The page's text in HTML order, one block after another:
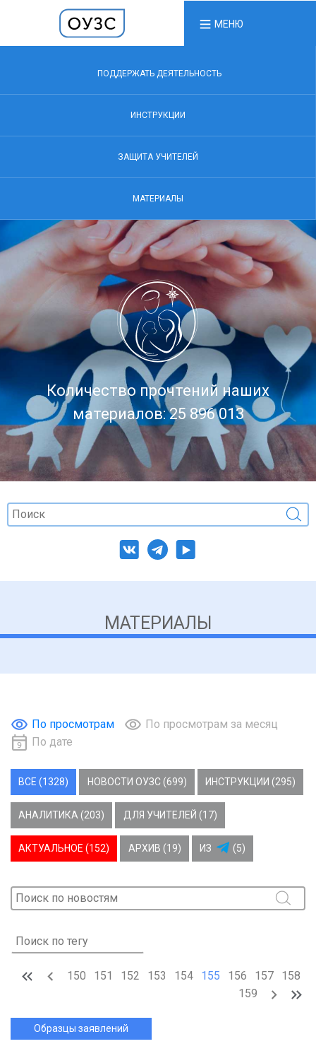
МЕНЮ
ПОДДЕРЖАТЬ ДЕЯТЕЛЬНОСТЬ
ИНСТРУКЦИИ
ЗАЩИТА УЧИТЕЛЕЙ
МАТЕРИАЛЫ
Количество прочтений наших
материалов: 25 896 013
МАТЕРИАЛЫ
По просмотрам
По просмотрам за месяц
По дате
ВСЕ (1328) НОВОСТИ ОУЗС (699) ИНСТРУКЦИИ (295)
АНАЛИТИКА (203) ДЛЯ УЧИТЕЛЕЙ (17)
АКТУАЛЬНОЕ (152) АРХИВ (19) ИЗ (5)
150 151 152 153 154 155 156 157
158
159
Образцы заявлений